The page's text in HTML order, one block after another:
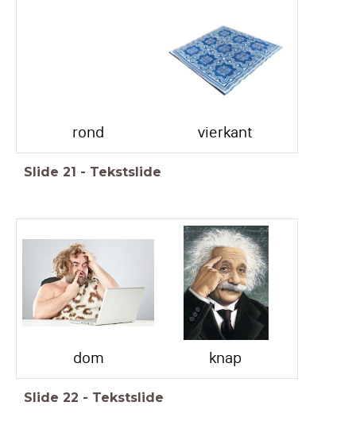
rond vierkant
Slide 21 - Tekstslide
dom knap
Slide 22 - Tekstslide